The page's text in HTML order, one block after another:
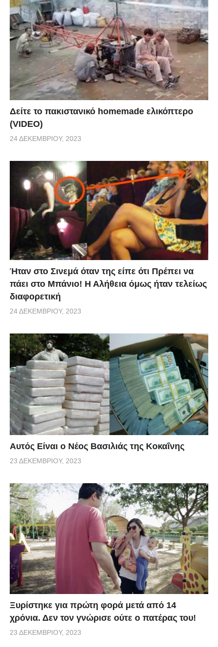
Δείτε το πακιστανικό homemade ελικόπτερο
(VIDEO)
24 ΔΕΚΕΜΒΡΊΟΥ, 2023
Ήταν στο Σινεμά όταν της είπε ότι Πρέπει να
πάει στο Μπάνιο! Η Αλήθεια όμως ήταν τελείως
διαφορετική
24 ΔΕΚΕΜΒΡΊΟΥ, 2023
Αυτός Είναι ο Νέος Βασιλιάς της Κοκαΐνης
23 ΔΕΚΕΜΒΡΊΟΥ, 2023
Ξυρίστηκε για πρώτη φορά μετά από 14
χρόνια. Δεν τον γνώρισε ούτε ο πατέρας του!
23 ΔΕΚΕΜΒΡΊΟΥ, 2023